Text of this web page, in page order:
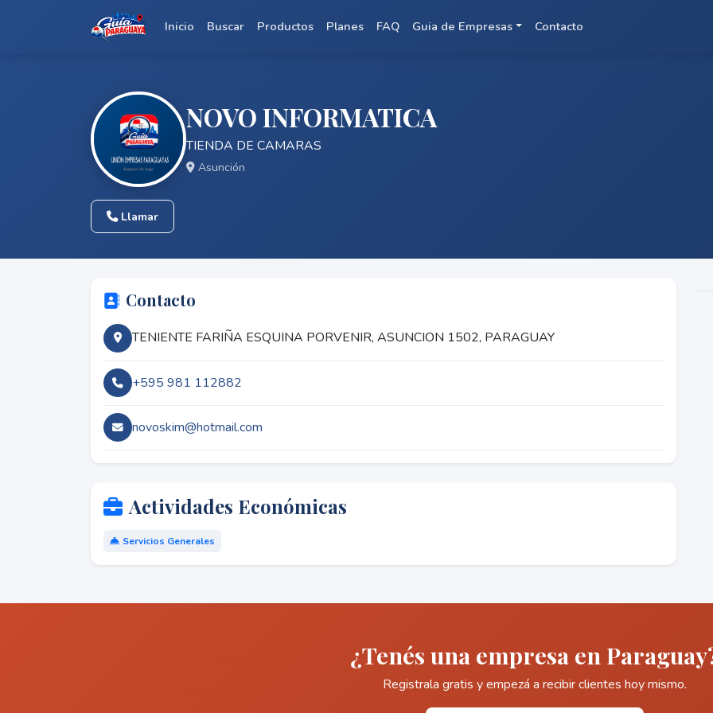
Inicio Buscar Productos Planes FAQ Guia de Empresas Contacto
NOVO INFORMATICA
TIENDA DE CAMARAS
Asunción
Llamar
Contacto
TENIENTE FARIÑA ESQUINA PORVENIR, ASUNCION 1502, PARAGUAY
+595 981 112882
novoskim@hotmail.com
Actividades Económicas
Servicios Generales
¿Tenés una empresa en
Registrala gratis y empezá a recibir clientes hoy mismo.